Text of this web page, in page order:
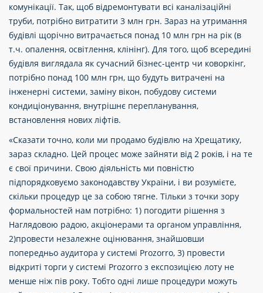
комунікації. Так, щоб відремонтувати всі каналізаційні
труби, потрібно витратити 3 млн грн. Зараз на утримання
будівлі щорічно витрачається понад 10 млн грн на рік (в
т.ч. опалення, освітлення, клінінг). Для того, щоб всередині
будівля виглядала як сучасний бізнес-центр чи коворкінг,
потрібно понад 100 млн грн, що будуть витрачені на
інженерні системи, заміну вікон, побудову системи
кондиціонування, внутрішнє перепланування,
встановлення нових ліфтів.
«Сказати точно, коли ми продамо будівлю на Хрещатику,
зараз складно. Цей процес може зайняти від 2 років, і на те
є свої причини. Свою діяльність ми повністю
підпорядковуємо законодавству України, і ви розумієте,
скільки процедур це за собою тягне. Тільки з точки зору
формальностей нам потрібно: 1) погодити рішення з
Наглядовою радою, акціонерами та органом управління,
2)провести незалежне оцінювання, знайшовши
попередньо аудитора у системі Prozorro, 3) провести
відкриті торги у системі Prozorro з експозицією лоту не
менше ніж пів року. Тобто одні лише процедури можуть